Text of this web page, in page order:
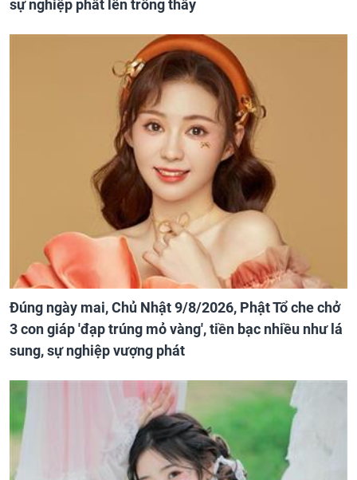
sự nghiệp phất lên trông thấy
Đúng ngày mai, Chủ Nhật 9/8/2026, Phật Tổ che chở
3 con giáp 'đạp trúng mỏ vàng', tiền bạc nhiều như lá
sung, sự nghiệp vượng phát